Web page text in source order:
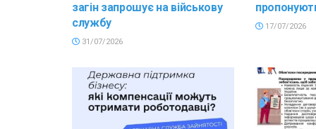
загін запрошує на військову
службу
31/07/2026
17/07/2026